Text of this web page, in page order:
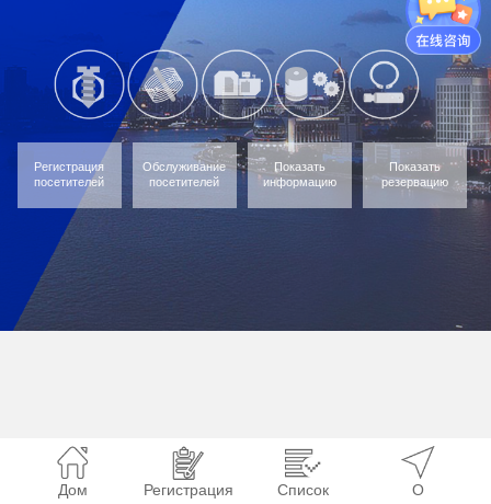
Регистрация
посетителей
Обслуживание
посетителей
Показать
информацию
Показать
резервацию
Дом Регистрация
Список
О